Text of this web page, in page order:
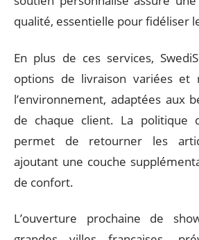
qualité, essentielle pour fidéliser
En plus de ces services,
options de livraison variées et
l’environnement, adaptées aux
de chaque client. La politique
permet de retourner les
ajoutant une couche
de confort.
L’ouverture prochaine de